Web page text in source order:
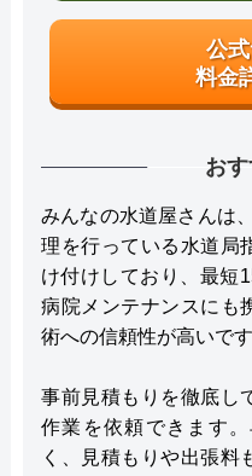
公
料金
お
みんなの水道屋さんは
理を行っている水道局
け付けしており、最短
病院メンテナンスにも
術への信頼性が高いです
事前見積もりを徹底し
作業を依頼できます
く、見積もりや出張料